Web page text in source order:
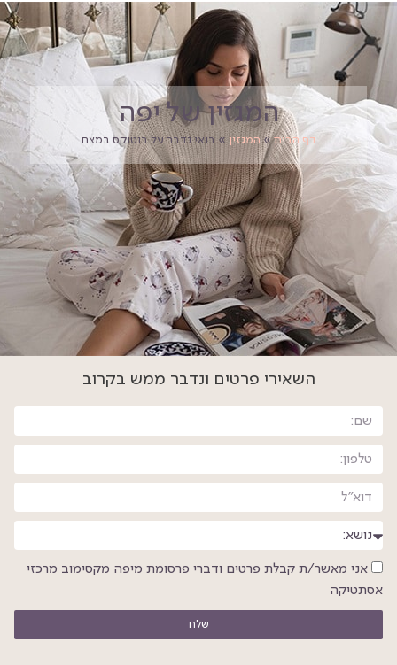
המגזין של יפה
דף הבית»המגזין» בואי נדבר על בוטוקס במצח
השאירי פרטים ונדבר ממש בקרוב
אני מאשר/ת קבלת פרטים ודברי פרסומת מיפה מקסימוב מרכזי
אסתטיקה
שלח